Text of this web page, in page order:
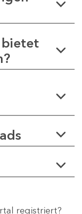
bietet
registriert?